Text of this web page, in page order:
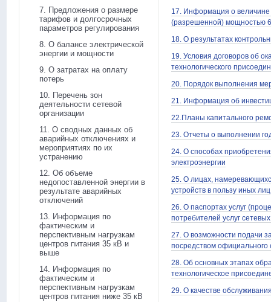
7. Предложения о размере
тарифов и долгосрочных
параметров регулирования
8. О балансе электрической
энергии и мощности
9. О затратах на оплату
потерь
10. Перечень зон
деятельности сетевой
организации
11. О сводных данных об
аварийных отключениях и
мероприятиях по их
устранению
12. Об объеме
недопоставленной энергии в
результате аварийных
отключений
13. Информация по
фактическим и
перспективным нагрузкам
центров питания 35 кВ и
выше
14. Информация по
фактическим и
перспективным нагрузкам
центров питания ниже 35 кВ
17. Информация о
(разрешенной) мощностью
18. О результатах
19. Условия договоров об
технологического
20. Порядок выполнения
21. Информация об
22.Планы капитального
23. Отчеты о выполнении
24. О способах
электроэнергии
25. О лицах,
устройств в пользу иных лиц
26. О паспортах услуг
потребителей услуг
27. О возможности подачи
посредством официального
28. Об основных этапах
технологическое
29. О качестве